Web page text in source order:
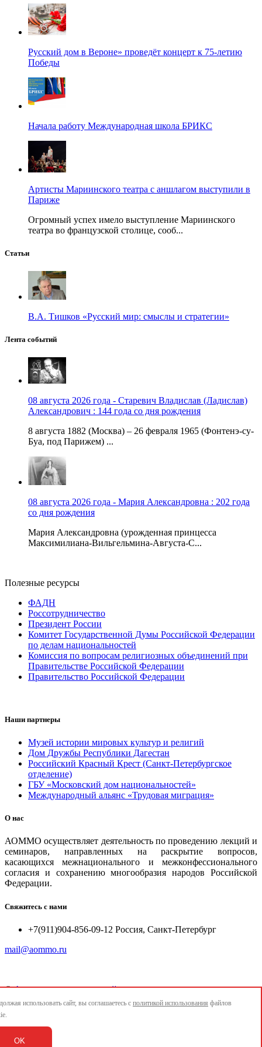
Русский дом в Вероне» проведёт концерт к 75-летию
Победы
Начала работу Международная школа БРИКС
Артисты Мариинского театра с аншлагом выступили в
Париже
Огромный успех имело выступление Мариинского
театра во французской столице, сооб...
Статьи
В.А. Тишков «Русский мир: смыслы и стратегии»
Лента событий
08 августа 2026 года - Старевич Владислав (Ладислав)
Александрович : 144 года со дня рождения
8 августа 1882 (Москва) – 26 февраля 1965 (Фонтенэ-су-
Буа, под Парижем) ...
08 августа 2026 года - Мария Александровна : 202 года
со дня рождения
Мария Александровна (урожденная принцесса
Максимилиана-Вильгельмина-Августа-С...
Полезные ресурсы
ФАДН
Россотрудничество
Президент России
Комитет Государственной Думы Российской Федерации
по делам национальностей
Комиссия по вопросам религиозных объединений при
Правительстве Российской Федерации
Правительство Российской Федерации
Наши партнеры
Музей истории мировых культур и религий
Дом Дружбы Республики Дагестан
Российский Красный Крест (Санкт-Петербургское
отделение)
ГБУ «Московский дом национальностей»
Международный альянс «Трудовая миграция»
О нас
АОММО осуществляет деятельность по проведению лекций и
семинаров, направленных на раскрытие вопросов,
касающихся межнационального и межконфессионального
согласия и сохранению многообразия народов Российской
Федерации.
Свяжитесь с нами
+7(911)904-856-09-12 Россия, Санкт-Петербург
mail@aommo.ru
© Ассоциация организаций по реализации национальных
проектов и достижению национальных целей развития
mail@aommo.ru
использовать сайт, вы соглашаетесь с политикой использования файлов
OK